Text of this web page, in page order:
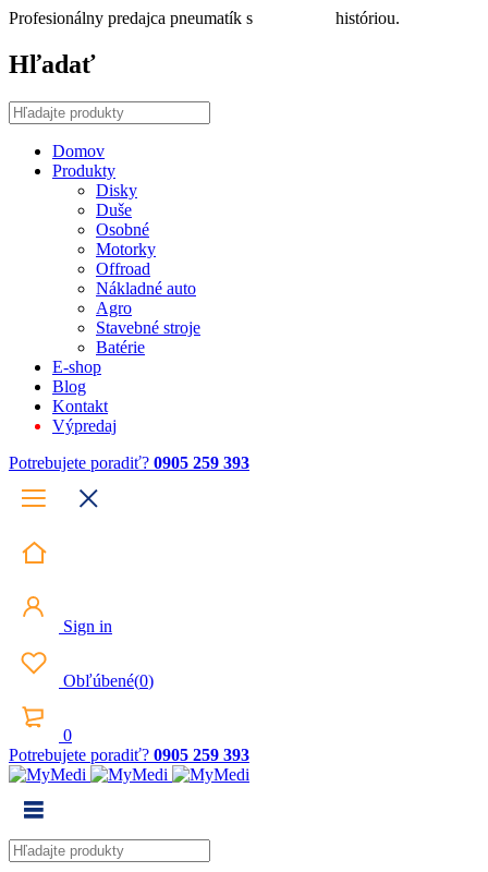
Profesionálny predajca pneumatík s históriou.
Hľadať
Domov
Produkty
Disky
Duše
Osobné
Motorky
Offroad
Nákladné auto
Agro
Stavebné stroje
Batérie
E-shop
Blog
Kontakt
Výpredaj
Potrebujete poradiť? 0905 259 393
Sign in
Obľúbené(0)
0
Potrebujete poradiť? 0905 259 393